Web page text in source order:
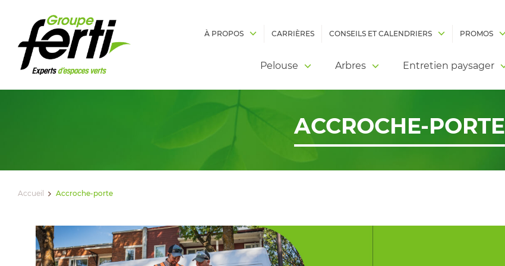
À PROPOS CARRIÈRES CONSEILS ET CALENDRIERS PROMOS
Pelouse Arbres Entretien paysager
ACCROCHE-PORTE
Accueil Accroche-porte